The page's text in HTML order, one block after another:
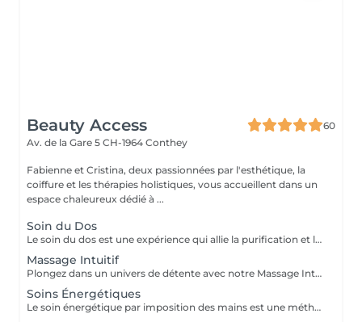
Beauty Access
60
Av. de la Gare 5 CH-1964 Conthey
Fabienne et Cristina, deux passionnées par l'esthétique, la
coiffure et les thérapies holistiques, vous accueillent dans un
espace chaleureux dédié à ...
Soin du Dos
Le soin du dos est une expérience qui allie la purification et la relaxation spécialement conçue pour répondre aux besoins de cette zone souvent négligée.
Massage Intuitif
Plongez dans un univers de détente avec notre Massage Intuitif, une approche personnalisée qui s'adapte à vos besoin uniques. Ce soin alliant techniques traditionnelles et sensibilité, vise à libérer les tensions accumulées et à rétablir l'harmonie entre le corps et l'esprit.
Soins Énergétiques
Le soin énergétique par imposition des mains est une méthode douce et intuitive qui vise à rééquilibrer les flux énergétiques du corps et de l'esprit. Par un toucher léger ou simplement en tenant les mains au-dessus du corps, je canalise une ou plusieurs énergies pour favoriser l'auto-guérison naturelle. Ce soin peut être reçu en présence, dans un cadre calme et sécurisant, ou à distance, avec la même efficacité, grâce à la nature subtile de l'énergie qui dépasse les limites de l'espace et du temps. En séance, la personne peut ressentir chaleur, picotements, émotions libérées ou une profonde sensation de paix. Adapté à tous, ce soin soutient le bien-être global, accompagne les périodes de transformation et renforce l'équilibre intérieur. Il peut être pratiqué en complément d'un suivi médical, sans jamais s'y substituer ou dans une démarche de développement personnel.